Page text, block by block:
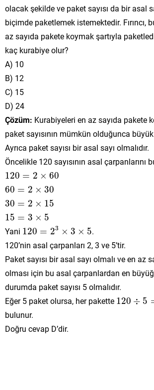
olacak şekilde ve paket sayısı da bir asal
biçimde paketlemek istemektedir. Fırıncı,
az sayıda pakete koymak şartıyla
kaç kurabiye olur?
A) 10
B) 12
C) 15
D) 24
Çözüm: Kurabiyeleri en az sayıda pakete
paket sayısının mümkün olduğunca
Ayrıca paket sayısı bir asal sayı olmalıdır.
Öncelikle 120 sayısının asal çarpanlarını
120 = 2 × 60
120 × 60
60 = 2 × 30
60 ×30
30 = 2 × 15
30 ×15
15 = 3 × 5
15 ×5
Yani 120 = 23 × 3 × 5
120 3× 5
.
120’nin asal çarpanları 2, 3 ve 5’tir.
Paket sayısı bir asal sayı olmalı ve en az
olması için bu asal çarpanlardan en
durumda paket sayısı 5 olmalıdır.
Eğer 5 paket olursa, her pakette 120 ÷ 5
120 ÷ =
bulunur.
Doğru cevap D’dir.